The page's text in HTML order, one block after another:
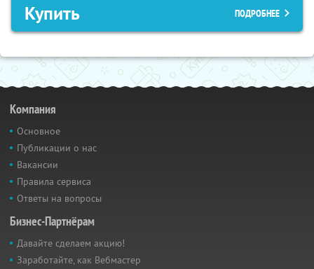
Купить ПОДРОБНЕЕ
Компания
Основное
Публикации о нас
Вакансии
Правила сервиса
Ответы на вопросы
Бизнес-Партнёрам
Давайте сделаем акцию!
Заработайте, как Вебмастер